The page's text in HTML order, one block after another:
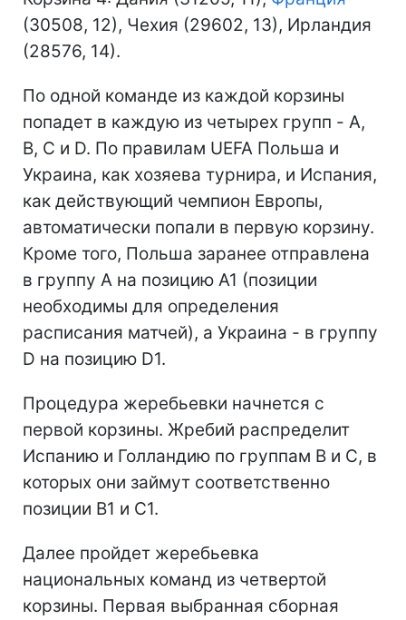
(30508, 12), Чехия (29602, 13), Ирландия
(28576, 14).
По одной команде из каждой корзины
попадет в каждую из четырех групп - A,
B, C и D. По правилам UEFA Польша и
Украина, как хозяева турнира, и Испания,
как действующий чемпион Европы,
автоматически попали в первую корзину.
Кроме того, Польша заранее отправлена
в группу A на позицию A1 (позиции
необходимы для определения
расписания матчей), а Украина - в группу
D на позицию D1.
Процедура жеребьевки начнется с
первой корзины. Жребий распределит
Испанию и Голландию по группам B и C, в
которых они займут соответственно
позиции B1 и C1.
Далее пройдет жеребьевка
национальных команд из четвертой
корзины. Первая выбранная сборная